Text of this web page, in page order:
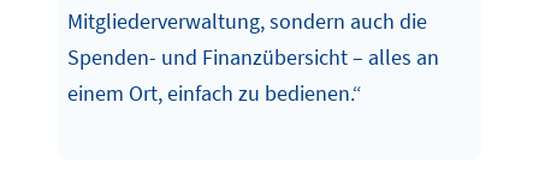
Mitgliederverwaltung, sondern auch die
Spenden- und Finanzübersicht – alles an
einem Ort, einfach zu bedienen.“